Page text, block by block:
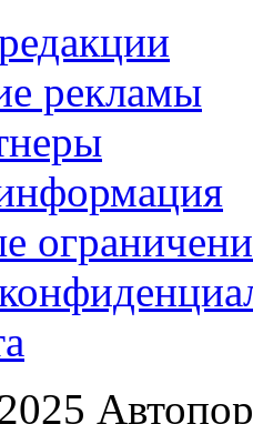
рекламы